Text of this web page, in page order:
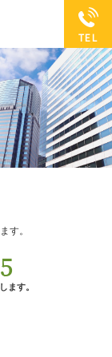
す。
ます。